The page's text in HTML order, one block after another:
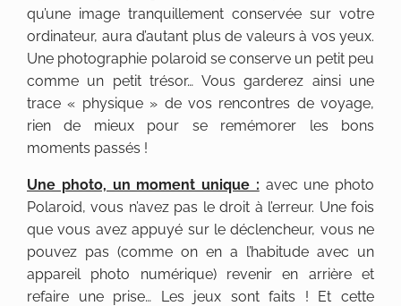
qu’une image tranquillement conservée sur votre
ordinateur, aura d’autant plus de valeurs à vos yeux.
Une photographie polaroid se conserve un petit peu
comme un petit trésor… Vous garderez ainsi une
trace « physique » de vos rencontres de voyage,
rien de mieux pour se remémorer les bons
moments passés !
Une photo, un moment unique : avec une photo
Polaroid, vous n’avez pas le droit à l’erreur. Une fois
que vous avez appuyé sur le déclencheur, vous ne
pouvez pas (comme on en a l’habitude avec un
appareil photo numérique) revenir en arrière et
refaire une prise… Les jeux sont faits ! Et cette